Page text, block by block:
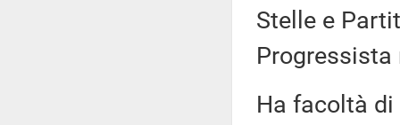
Stelle e
Ha facoltà di